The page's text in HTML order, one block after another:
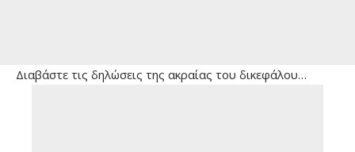
Διαβάστε τις δηλώσεις της ακραίας του δικεφάλου…